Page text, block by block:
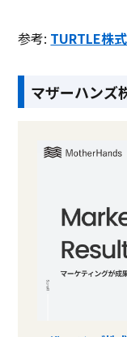
参考: TURTLE株
マザーハンズ